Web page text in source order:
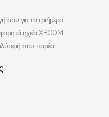
σου για το τριήμερο
ηχεία XBOOM
σου παρέα.